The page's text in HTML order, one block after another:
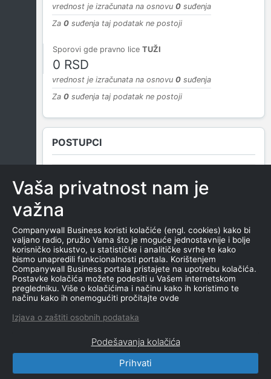
vrednost je izračunata na osnovu 0 suđenja
Za 0 suđenja taj podatak ne postoji
Sporovi gde pravno lice TUŽI
0 RSD
vrednost je izračunata na osnovu 0 suđenja
Za 0 suđenja taj podatak ne postoji
POSTUPCI
NEMA SUDSKIH OBJAVA
ROČIŠTA
NEMA SUDSKIH OBJAVA
CompanyWall Business © 2026
korišćenja | Izjava o privatnosti
Vaša privatnost nam je
važna
Companywall Business koristi kolačiće (engl. cookies) kako bi
valjano radio, pružio Vama što je moguće jednostavnije i bolje
korisničko iskustvo, u statističke i analitičke svrhe te kako
bismo unapredili funkcionalnosti portala. Korištenjem
Companywall Business portala pristajete na upotrebu kolačića.
Postavke kolačića možete podesiti u Vašem internetskom
pregledniku. Više o kolačićima i načinu kako ih koristimo te
načinu kako ih onemogućiti pročitajte ovde
Izjava o zaštiti osobnih podataka
Podešavanja kolačića
Prihvati